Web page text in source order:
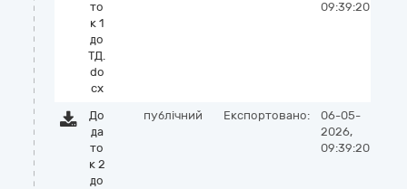
то
к 1
до
ТД.
do
cx
09:39:20
До
да
то
к 2
до
публічний Експортовано:
06-05-
2026,
09:39:20